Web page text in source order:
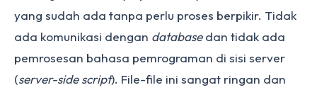
yang sudah ada tanpa perlu proses berpikir. Tidak
ada komunikasi dengan databasedan tidak ada
pemrosesan bahasa pemrograman di sisi server
(server-side script). File-file ini sangat ringan dan